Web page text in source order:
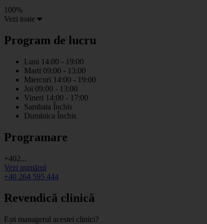
100%
Vezi toate
Program de lucru
Luni 14:00 - 19:00
Marti 09:00 - 13:00
Miercuri 14:00 - 19:00
Joi 09:00 - 13:00
Vineri 14:00 - 17:00
Sambata Închis
Duminica Închis
Programare
+402...
Vezi numărul
+40 264 595 444
Revendică clinică
Ești managerul acestei clinici?